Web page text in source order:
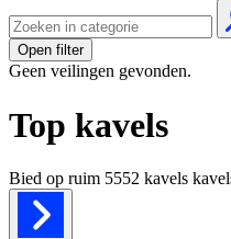
Open filter
Geen veilingen gevonden.
Top kavels
Bied op ruim 5552 kavels